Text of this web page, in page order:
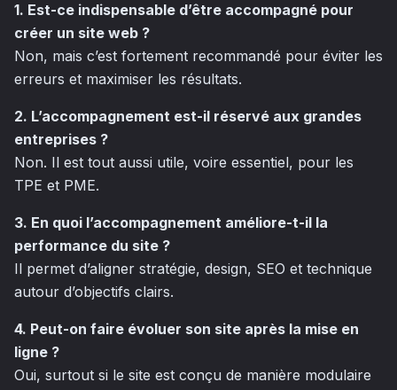
1. Est-ce indispensable d’être accompagné pour
créer un site web ?
Non, mais c’est fortement recommandé pour éviter les
erreurs et maximiser les résultats.
2. L’accompagnement est-il réservé aux grandes
entreprises ?
Non. Il est tout aussi utile, voire essentiel, pour les
TPE et PME.
3. En quoi l’accompagnement améliore-t-il la
performance du site ?
Il permet d’aligner stratégie, design, SEO et technique
autour d’objectifs clairs.
4. Peut-on faire évoluer son site après la mise en
ligne ?
Oui, surtout si le site est conçu de manière modulaire